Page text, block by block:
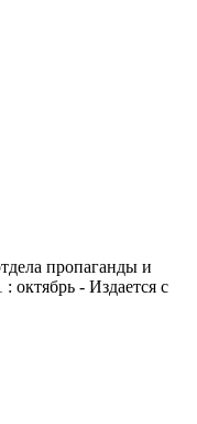
пропаганды и
октябрь - Издается с